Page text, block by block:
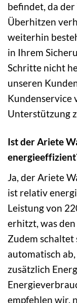
befindet, da
Überhitzen
weiterhin
in Ihrem
Schritte nicht
unseren
Kundenservice
Unterstützung
Ist der Ariete
Ja, der Ariete
ist relativ
Leistung von
erhitzt, was
Zudem schaltet
automatisch
zusätzlich
empfehlen wir,